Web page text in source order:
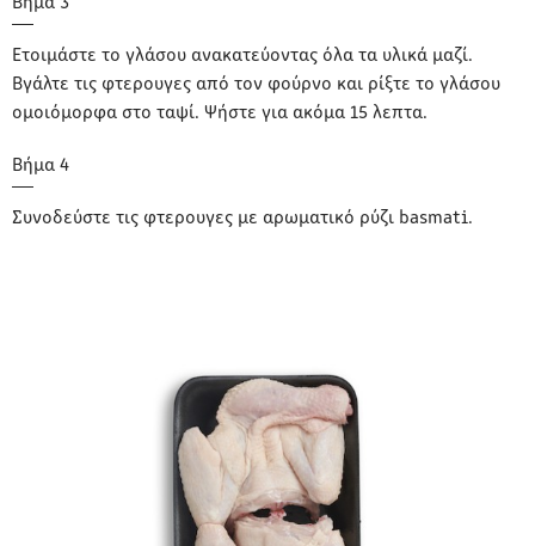
Ετοιμάστε το γλάσου ανακατεύοντας όλα τα υλικά μαζί.
Βγάλτε τις φτερουγες από τον φούρνο και ρίξτε το γλάσου
ομοιόμορφα στο ταψί. Ψήστε για ακόμα 15 λεπτα.
Συνοδεύστε τις φτερουγες με αρωματικό ρύζι basmati.